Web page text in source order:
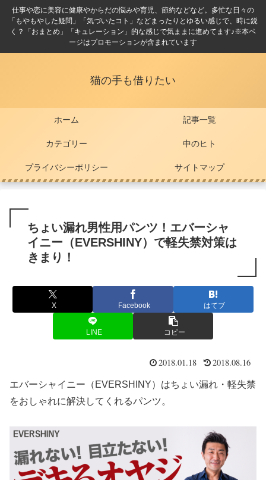
仕事や恋に美容に健康やからだの悩みや育児、節約などなど。多忙な日々の
「もやもやした疑問」「気づいたコト」などまったりとゆるい感じで、時に鋭
く？「おまとめ」「キュレーション」的な感じで気ままに進めてます♪※本ペ
ージはプロモーションが含まれています
猫の手も借りたい
ホーム 記事一覧
カテゴリー 中のヒト
プライバシーポリシー サイトマップ
ちょい漏れ男性用パンツ！エバーシャ
イニー（EVERSHINY）で軽失禁対策は
きまり！
X Facebook はてブ
LINE コピー
2018.01.18 2018.08.16
エバーシャイニー（EVERSHINY）はちょい漏れ・軽失禁
をおしゃれに解決してくれるパンツ。